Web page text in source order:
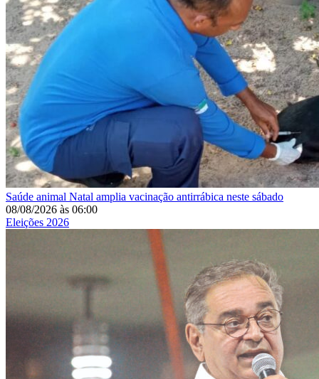
Saúde animal Natal amplia vacinação antirrábica neste sábado
08/08/2026 às 06:00
Eleições 2026